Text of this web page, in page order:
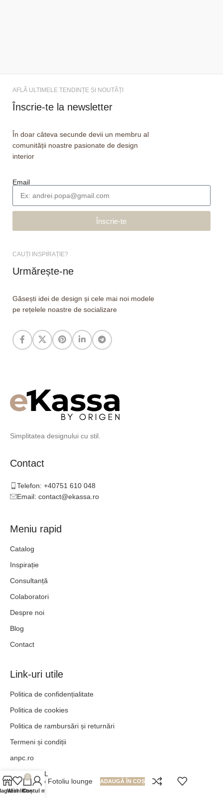
AFLĂ ULTIMELE TENDINȚE ȘI NOUTĂȚI
Înscrie-te la newsletter
În doar câteva secunde devii un membru al
comunității noastre pasionate de design
interior
Email
Înscrie-te
CAUȚI INSPIRAȚIE?
Urmărește-ne
Găsești idei de design și cele mai noi modele
pe rețelele noastre de socializare
Simplitatea designului cu stil.
Contact
Telefon: +40751 610 048
Email: contact@ekassa.ro
Meniu rapid
Catalog
Inspirație
Consultanță
Colaboratori
Despre noi
Blog
Contact
Link-uri utile
Politica de confidențialitate
Politica de cookies
Politica de rambursări și returnări
Termeni și condiții
anpc.ro
ANPC - SAL
Lido Fotoliu lounge
ADAUGĂ ÎN COȘ
Wishlist
0
Coș
Contul meu